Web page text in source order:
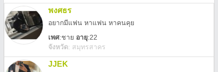
พงศธร
อยากมีแฟน หาแฟน หาคนคุย
เพศ:ชาย อายุ:22
จังหวัด: สมุทรสาคร
JJEK